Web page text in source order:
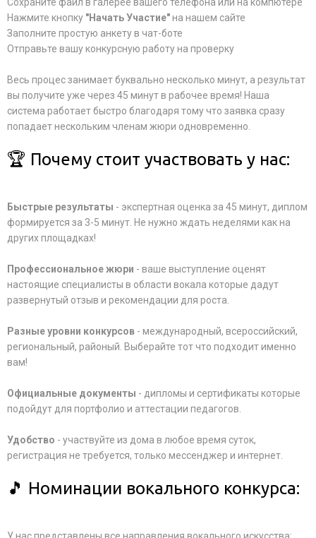
Нажмите кнопку "Начать Участие"на нашем сайте
Заполните простую анкету в чат-боте
Отправьте вашу конкурсную работу на проверку
Весь процес занимает буквально несколько минут, а результат
вы получите уже через 45 минут в рабочее время! Наша
система работает быстро благодаря тому что заявка сразу
попадает нескольким членам жюри одновременно.
🏆 Почему стоит участвовать у нас:
Быстрые результаты - экспертная оценка за 45 минут, диплом
формируется за 3-5 минут. Не нужно ждать неделями как на
других площадках!
Профессиональное жюри - ваше выступление оценят
настоящие специалисты в области вокала которые дадут
развернутый отзыв и рекомендации для роста.
Разные уровни конкурсов - международный, всероссийский,
региональный, районый. Выберайте тот что подходит именно
вам!
Официальные документы - дипломы и сертификаты которые
подойдут для портфолио и аттестации педагогов.
Удобство - участвуйте из дома в любое время суток,
регистрация не требуется, только мессенджер и интернет.
🎵 Номинации вокального конкурса: